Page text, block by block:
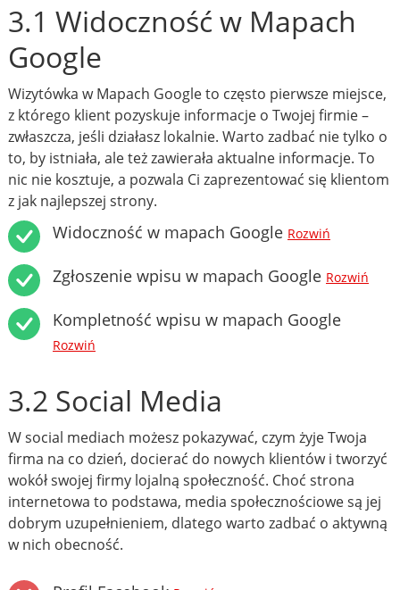
3.1 Widoczność w Mapach
Google
Wizytówka w Mapach Google to często pierwsze miejsce,
z którego klient pozyskuje informacje o Twojej firmie –
zwłaszcza, jeśli działasz lokalnie. Warto zadbać nie tylko o
to, by istniała, ale też zawierała aktualne informacje. To
nic nie kosztuje, a pozwala Ci zaprezentować się klientom
z jak najlepszej strony.
Widoczność w mapach Google Rozwiń
Zgłoszenie wpisu w mapach Google Rozwiń
Kompletność wpisu w mapach Google
Rozwiń
3.2 Social Media
W social mediach możesz pokazywać, czym żyje Twoja
firma na co dzień, docierać do nowych klientów i tworzyć
wokół swojej firmy lojalną społeczność. Choć strona
internetowa to podstawa, media społecznościowe są jej
dobrym uzupełnieniem, dlatego warto zadbać o aktywną
w nich obecność.